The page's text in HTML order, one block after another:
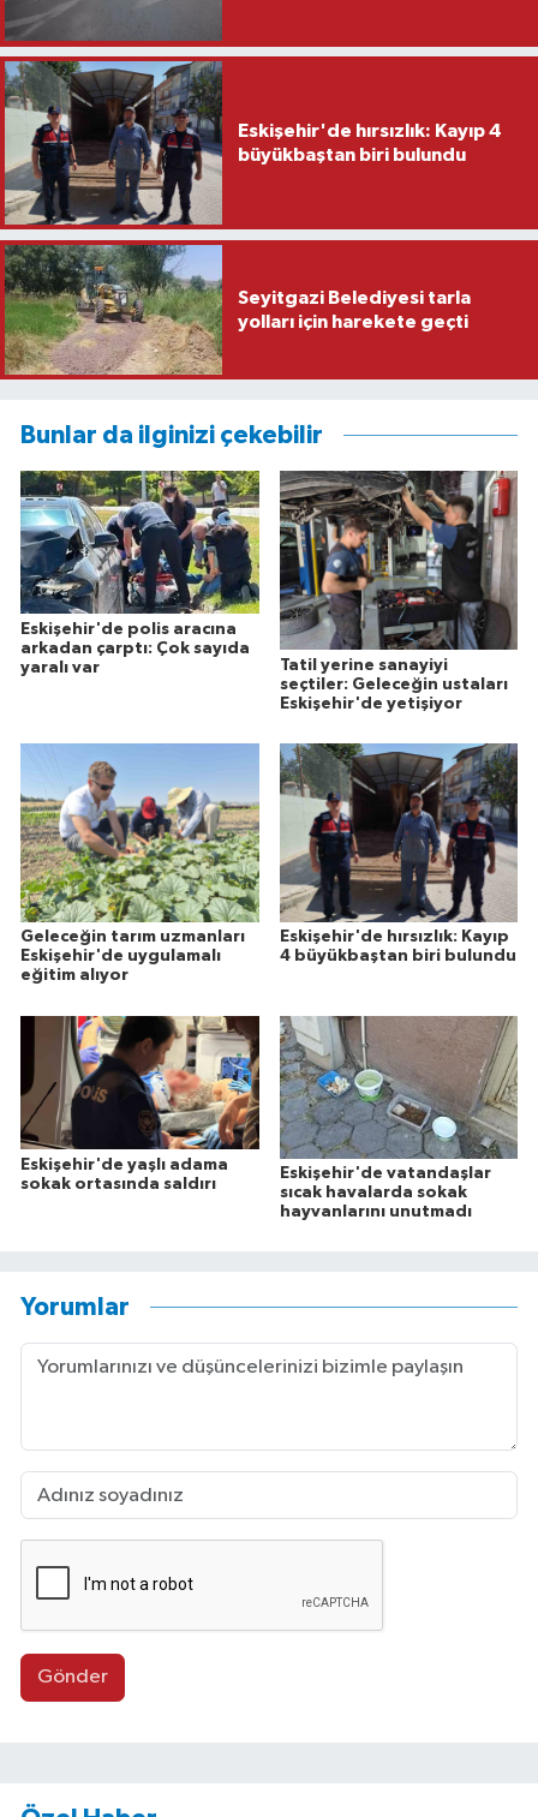
Eskişehir'de hırsızlık: Kayıp 4
büyükbaştan biri bulundu
Seyitgazi Belediyesi tarla
yolları için harekete geçti
Bunlar da ilginizi çekebilir
Eskişehir'de polis aracına
arkadan çarptı: Çok sayıda
yaralı var
Tatil yerine sanayiyi
seçtiler: Geleceğin ustaları
Eskişehir'de yetişiyor
Geleceğin tarım uzmanları
Eskişehir'de uygulamalı
eğitim alıyor
Eskişehir'de hırsızlık: Kayıp
4 büyükbaştan biri bulundu
Eskişehir'de yaşlı adama
sokak ortasında saldırı
Eskişehir'de vatandaşlar
sıcak havalarda sokak
hayvanlarını unutmadı
Yorumlar
Gönder